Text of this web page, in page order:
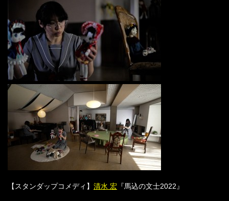
【スタンダップコメディ】 清水 宏 『馬込の文士2022』